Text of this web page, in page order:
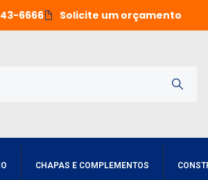
6666 Solicite um orçamento
CHAPAS E COMPLEMENTOS